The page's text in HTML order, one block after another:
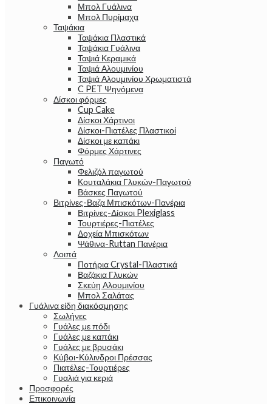
Μπολ Γυάλινα
Μπολ Πυρίμαχα
Ταψάκια
Ταψάκια Πλαστικά
Ταψάκια Γυάλινα
Ταψιά Κεραμικά
Ταψιά Αλουμινίου
Ταψιά Αλουμινίου Χρωματιστά
C PET Ψηνόμενα
Δίσκοι φόρμες
Cup Cake
Δίσκοι Χάρτινοι
Δίσκοι-Πιατέλες Πλαστικοί
Δίσκοι με καπάκι
Φόρμες Χάρτινες
Παγωτό
Φελιζόλ παγωτού
Κουταλάκια Γλυκών-Παγωτού
Βάσκες Παγωτού
Βιτρίνες-Βαζα Μπισκότων-Πανέρια
Βιτρίνες-Δίσκοι Plexiglass
Τουρτιέρες-Πιατέλες
Δοχεία Μπισκότων
Ψάθινα-Ruttan Πανέρια
Λοιπά
Ποτήρια Crystal-Πλαστικά
Βαζάκια Γλυκών
Σκεύη Αλουμινίου
Μπολ Σαλάτας
Γυάλινα είδη διακόσμησης
Σωλήνες
Γυάλες με πόδι
Γυάλες με καπάκι
Γυάλες με βρυσάκι
Κύβοι-Κύλινδροι Πρέσσας
Πιατέλες-Τουρτιέρες
Γυαλιά για κεριά
Προσφορές
Επικοινωνία